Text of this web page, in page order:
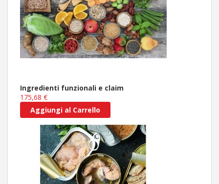
Ingredienti funzionali e claim
175,68 €
Aggiungi al Carrello